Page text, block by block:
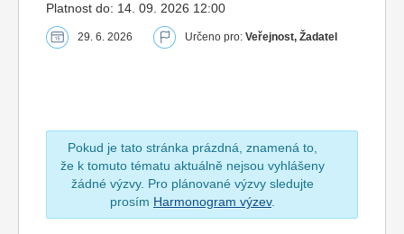
Platnost do: 14. 09. 2026 12:00
29. 6. 2026 Určeno pro: Veřejnost, Žadatel
Pokud je tato stránka prázdná, znamená to,
že k tomuto tématu aktuálně nejsou vyhlášeny
žádné výzvy. Pro plánované výzvy sledujte
prosím Harmonogram výzev.